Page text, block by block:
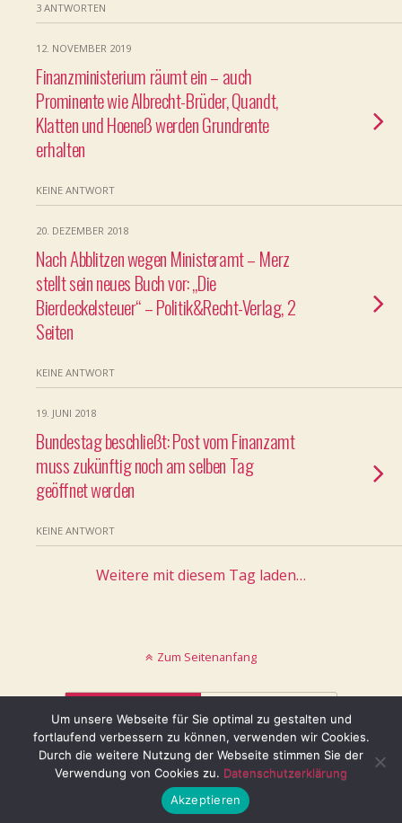
3 ANTWORTEN
12. NOVEMBER 2019
Finanzministerium räumt ein – auch
Prominente wie Albrecht-Brüder, Quandt,
Klatten und Hoeneß werden Grundrente
erhalten
KEINE ANTWORT
20. DEZEMBER 2018
Nach Abblitzen wegen Ministeramt – Merz
stellt sein neues Buch vor: „Die
Bierdeckelsteuer“ – Politik&Recht-Verlag, 2
Seiten
KEINE ANTWORT
19. JUNI 2018
Bundestag beschließt: Post vom Finanzamt
muss zukünftig noch am selben Tag
geöffnet werden
KEINE ANTWORT
Weitere mit diesem Tag laden…
Zum Seitenanfang
Mobil Desktop
© keinblatt.de
Um unsere Webseite für Sie optimal zu gestalten und
fortlaufend verbessern zu können, verwenden wir Cookies.
Durch die weitere Nutzung der Webseite stimmen Sie der
Verwendung von Cookies zu. Datenschutzerklärung
Akzeptieren